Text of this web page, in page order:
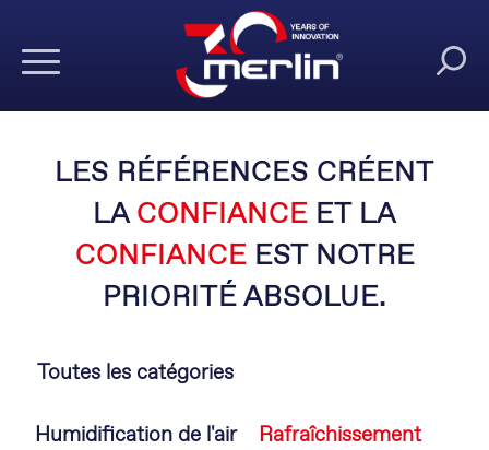
LES RÉFÉRENCES CRÉENT
LACONFIANCE ET LA
CONFIANCE EST NOTRE
PRIORITÉ ABSOLUE.
Toutes les catégories
Aller
Humidification de l'air
Rafraîchissement